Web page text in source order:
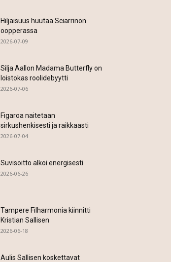
Hiljaisuus huutaa Sciarrinon
oopperassa
2026-07-09
Silja Aallon Madama Butterfly on
loistokas roolidebyytti
2026-07-06
Figaroa naitetaan
sirkushenkisesti ja raikkaasti
2026-07-04
Suvisoitto alkoi energisesti
2026-06-26
Tampere Filharmonia kiinnitti
Kristian Sallisen
2026-06-18
Aulis Sallisen koskettavat